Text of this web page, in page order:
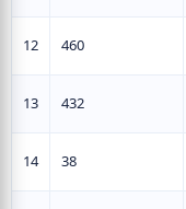
12 460
13 432
14 38